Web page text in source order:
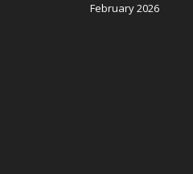
February 2026